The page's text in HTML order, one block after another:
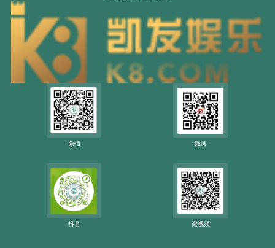
微信 微博
抖音 微视频